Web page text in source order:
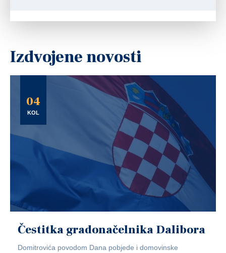
Izdvojene novosti
04
KOL
Čestitka gradonačelnika Dalibora
Domitrovića povodom Dana pobjede i domovinske